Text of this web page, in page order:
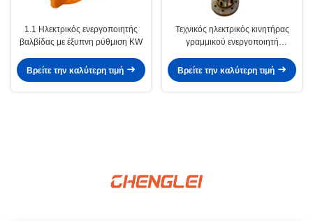
1.1 Ηλεκτρικός ενεργοποιητής
βαλβίδας με έξυπνη ρύθμιση KW
Βρείτε την καλύτερη τιμή
Τεχνικός ηλεκτρικός κινητήρας
γραμμικού ενεργοποιητή
Βρείτε την καλύτερη τιμή